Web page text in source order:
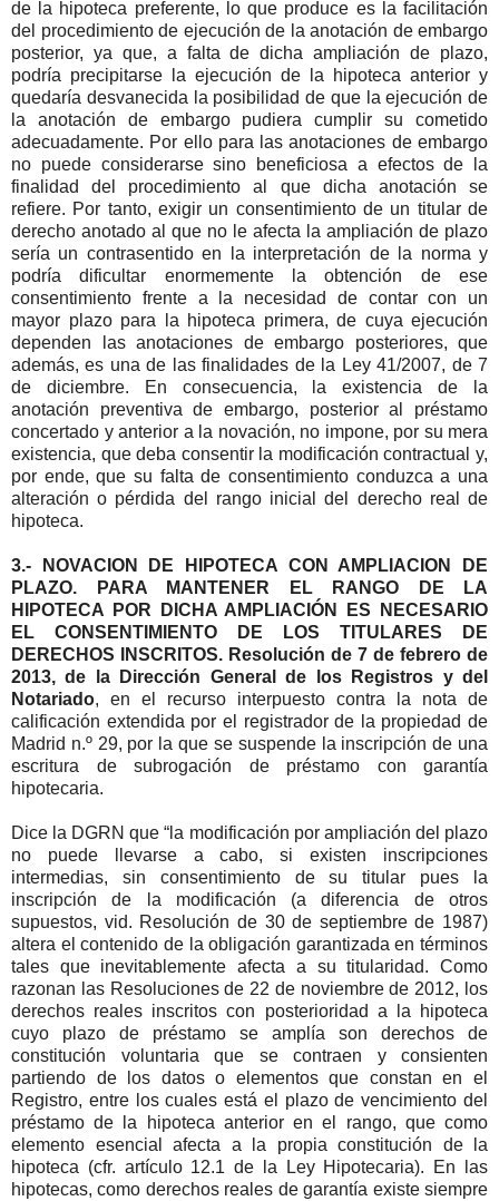
de la hipoteca preferente, lo que produce es la facilitación
del procedimiento de ejecución de la anotación de embargo
posterior, ya que, a falta de dicha ampliación de plazo,
podría precipitarse la ejecución de la hipoteca anterior y
quedaría desvanecida la posibilidad de que la ejecución de
la anotación de embargo pudiera cumplir su cometido
adecuadamente. Por ello para las anotaciones de embargo
no puede considerarse sino beneficiosa a efectos de la
finalidad del procedimiento al que dicha anotación se
refiere. Por tanto, exigir un consentimiento de un titular de
derecho anotado al que no le afecta la ampliación de plazo
sería un contrasentido en la interpretación de la norma y
podría dificultar enormemente la obtención de ese
consentimiento frente a la necesidad de contar con un
mayor plazo para la hipoteca primera, de cuya ejecución
dependen las anotaciones de embargo posteriores, que
además, es una de las finalidades de la Ley 41/2007, de 7
de diciembre. En consecuencia, la existencia de la
anotación preventiva de embargo, posterior al préstamo
concertado y anterior a la novación, no impone, por su mera
existencia, que deba consentir la modificación contractual y,
por ende, que su falta de consentimiento conduzca a una
alteración o pérdida del rango inicial del derecho real de
hipoteca.
3.- NOVACION DE HIPOTECA CON AMPLIACION DE
PLAZO. PARA MANTENER EL RANGO DE LA
HIPOTECA POR DICHA AMPLIACIÓN ES NECESARIO
EL CONSENTIMIENTO DE LOS TITULARES DE
DERECHOS INSCRITOS. Resolución de 7 de febrero de
2013, de la Dirección General de los Registros y del
Notariado, en el recurso interpuesto contra la nota de
calificación extendida por el registrador de la propiedad de
Madrid n.º 29, por la que se suspende la inscripción de una
escritura de subrogación de préstamo con garantía
hipotecaria.
Dice la DGRN que “la modificación por ampliación del plazo
no puede llevarse a cabo, si existen inscripciones
intermedias, sin consentimiento de su titular pues la
inscripción de la modificación (a diferencia de otros
supuestos, vid. Resolución de 30 de septiembre de 1987)
altera el contenido de la obligación garantizada en términos
tales que inevitablemente afecta a su titularidad. Como
razonan las Resoluciones de 22 de noviembre de 2012, los
derechos reales inscritos con posterioridad a la hipoteca
cuyo plazo de préstamo se amplía son derechos de
constitución voluntaria que se contraen y consienten
partiendo de los datos o elementos que constan en el
Registro, entre los cuales está el plazo de vencimiento del
préstamo de la hipoteca anterior en el rango, que como
elemento esencial afecta a la propia constitución de la
hipoteca (cfr. artículo 12.1 de la Ley Hipotecaria). En las
hipotecas, como derechos reales de garantía existe siempre